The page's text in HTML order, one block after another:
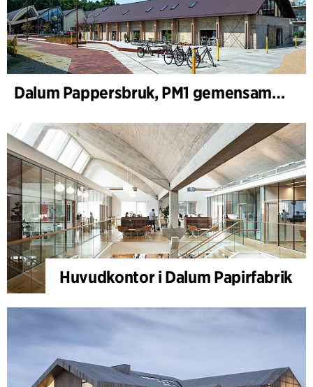
Dalum Pappersbruk, PM1 gemensamhetshus
Huvudkontor i Dalum Papirfabrik